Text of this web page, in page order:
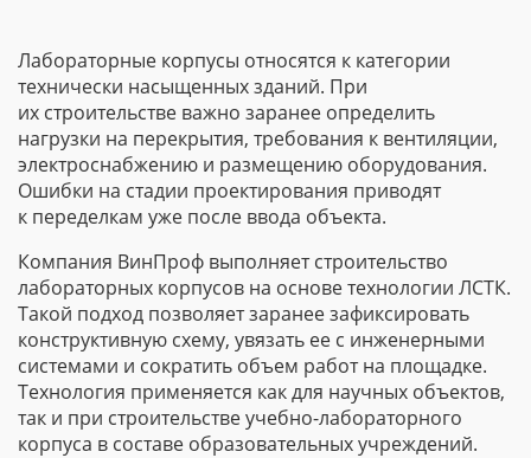
Лабораторные корпусы относятся к категории
технически насыщенных зданий. При
их строительстве важно заранее определить
нагрузки на перекрытия, требования к вентиляции,
электроснабжению и размещению оборудования.
Ошибки на стадии проектирования приводят
к переделкам уже после ввода объекта.
Компания ВинПроф выполняет строительство
лабораторных корпусов на основе технологии ЛСТК.
Такой подход позволяет заранее зафиксировать
конструктивную схему, увязать ее с инженерными
системами и сократить объем работ на площадке.
Технология применяется как для научных объектов,
так и при строительствеучебно-лабораторного
корпуса в составе образовательных учреждений.